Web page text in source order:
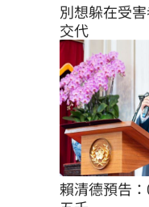
別想躲在受
交代
賴清德預告